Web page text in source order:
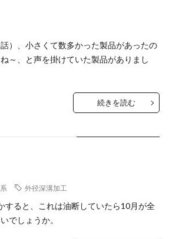
）、小さくて数多かった製品があったの
～、と声を掛けていた製品がありまし
続きを読む
外径深溝加工
すると、これは油断していたら10月が全
でしょうか。